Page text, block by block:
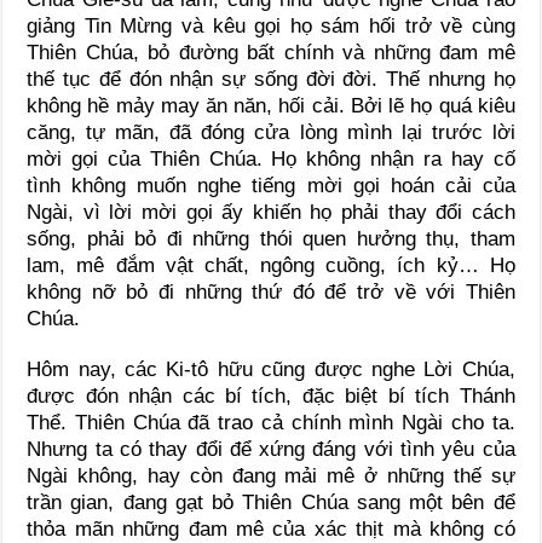
giảng Tin Mừng và kêu gọi họ sám hối trở về cùng
Thiên Chúa, bỏ đường bất chính và những đam mê
thế tục để đón nhận sự sống đời đời. Thế nhưng họ
không hề mảy may ăn năn, hối cải. Bởi lẽ họ quá kiêu
căng, tự mãn, đã đóng cửa lòng mình lại trước lời
mời gọi của Thiên Chúa. Họ không nhận ra hay cố
tình không muốn nghe tiếng mời gọi hoán cải của
Ngài, vì lời mời gọi ấy khiến họ phải thay đổi cách
sống, phải bỏ đi những thói quen hưởng thụ, tham
lam, mê đắm vật chất, ngông cuồng, ích kỷ… Họ
không nỡ bỏ đi những thứ đó để trở về với Thiên
Chúa.
Hôm nay, các Ki-tô hữu cũng được nghe Lời Chúa,
được đón nhận các bí tích, đặc biệt bí tích Thánh
Thể. Thiên Chúa đã trao cả chính mình Ngài cho ta.
Nhưng ta có thay đổi để xứng đáng với tình yêu của
Ngài không, hay còn đang mải mê ở những thế sự
trần gian, đang gạt bỏ Thiên Chúa sang một bên để
thỏa mãn những đam mê của xác thịt mà không có